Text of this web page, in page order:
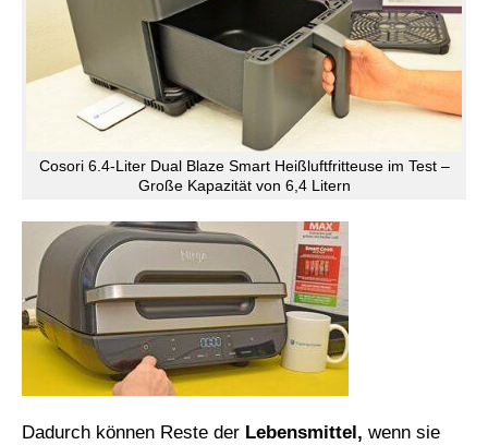
Cosori 6.4-Liter Dual Blaze Smart Heißluftfritteuse im Test –
Große Kapazität von 6,4 Litern
Dadurch können Reste der Lebensmittel, wenn sie